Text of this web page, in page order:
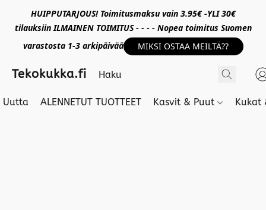
HUIPPUTARJOUS! Toimitusmaksu vain 3.95€ -YLI 30€
tilauksiin ILMAINEN TOIMITUS - - - - Nopea toimitus Suomen
varastosta 1-3 arkipäivää
MIKSI OSTAA MEILTÄ??
Tekokukka.fi
Uutta ALENNETUT TUOTTEET Kasvit & Puut Kukat